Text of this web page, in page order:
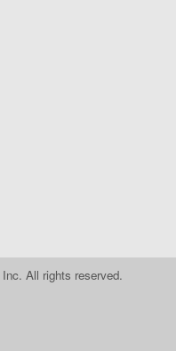
All rights reserved.